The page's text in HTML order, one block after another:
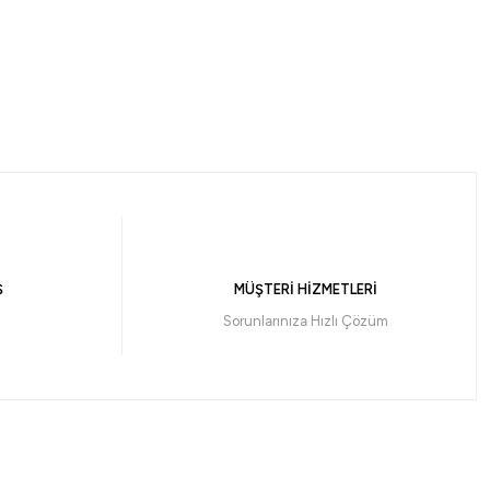
MÜŞTERİ HİZMETLERİ
Sorunlarınıza Hızlı Çözüm